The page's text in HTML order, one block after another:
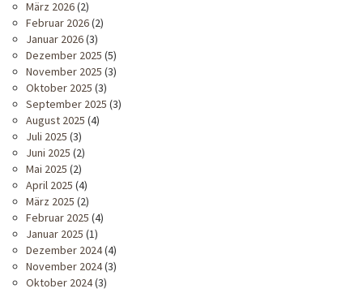
März 2026(2)
Februar 2026(2)
Januar 2026(3)
Dezember 2025 (5)
November 2025 (3)
Oktober 2025 (3)
September 2025 (3)
August 2025 (4)
Juli 2025 (3)
Juni 2025 (2)
Mai 2025 (2)
April 2025 (4)
März 2025 (2)
Februar 2025 (4)
Januar 2025 (1)
Dezember 2024(4)
November 2024(3)
Oktober 2024(3)